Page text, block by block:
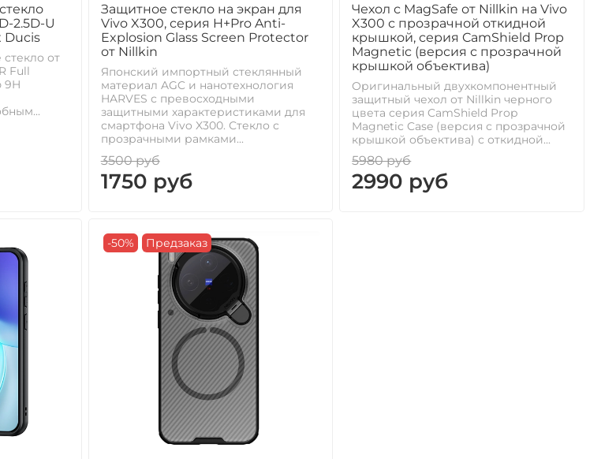
2.5D-U
Ducis
от
Full
9H
Защитное стекло на экран для
Vivo X300, серия H+Pro Anti-
Explosion Glass Screen Protector
от Nillkin
Японский импортный стеклянный
материал AGC и нанотехнология
HARVES с превосходными
защитными характеристиками для
смартфона Vivo X300. Стекло с
прозрачными рамками...
3500 руб
1750 руб
Чехол с MagSafe от Nillkin на Vivo
X300 с прозрачной откидной
крышкой, серия CamShield Prop
Magnetic (версия с прозрачной
крышкой объектива)
Оригинальный двухкомпонентный
защитный чехол от Nillkin черного
цвета серия CamShield Prop
Magnetic Case (версия с прозрачной
крышкой объектива) с откидной...
5980 руб
2990 руб
-50% Предзаказ